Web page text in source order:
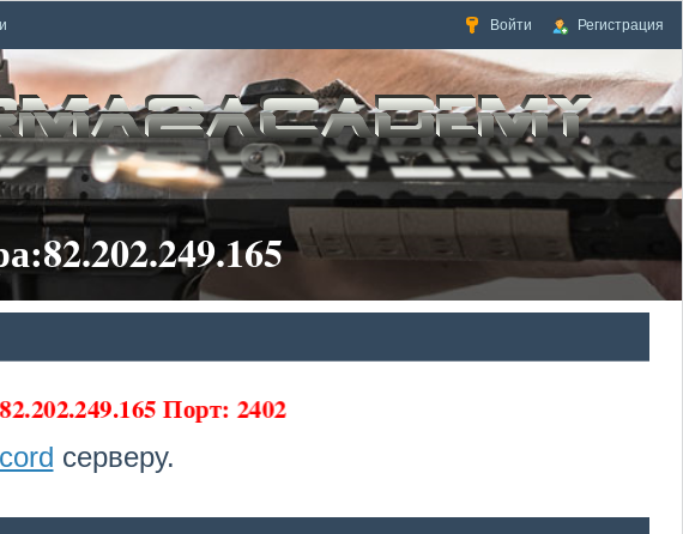
Войти Регистрация
82.202.249.165 Порт: 2402
серверу.